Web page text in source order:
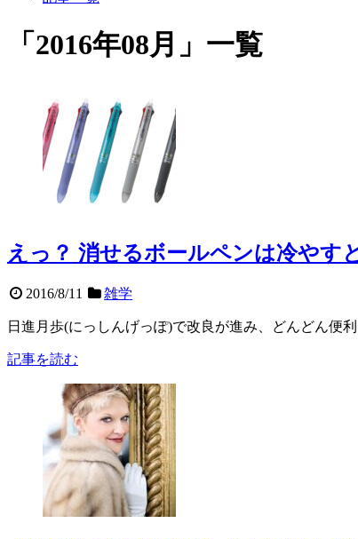
「 2016年08月 」 一覧
えっ？ 消せるボールペンは冷やす
2016/8/11 雑学
日進月歩(にっしんげっぽ)で改良が進み、どんどん便
記事を読む